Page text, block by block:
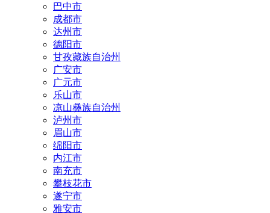
巴中市
成都市
达州市
德阳市
甘孜藏族自治州
广安市
广元市
乐山市
凉山彝族自治州
泸州市
眉山市
绵阳市
内江市
南充市
攀枝花市
遂宁市
雅安市